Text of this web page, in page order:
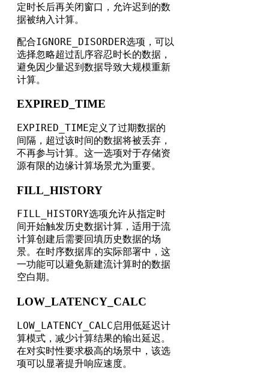
定时长后再关闭窗口，允许迟到的数
据被纳入计算。
配合IGNORE_DISORDER选项，可以
选择忽略超过乱序容忍时长的数据，
避免因少量迟到数据导致大规模重新
计算。
EXPIRED_TIME
EXPIRED_TIME定义了过期数据的
间隔，超过该时间的数据将被丢弃，
不再参与计算。这一选项对于存储资
源有限的边缘计算场景尤为重要。
FILL_HISTORY
FILL_HISTORY选项允许从指定时
间开始触发历史数据计算，适用于流
计算创建后需要回填历史数据的场
景。在时序数据库的实际部署中，这
一功能可以避免新建流计算时的数据
空白期。
LOW_LATENCY_CALC
LOW_LATENCY_CALC 启用低延迟计
算模式，减少计算结果的输出延迟。
在对实时性要求极高的场景中，该选
项可以显著提升响应速度。